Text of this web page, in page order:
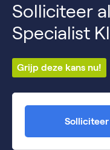
Solliciteer
Specialist
Grijp deze kans nu!